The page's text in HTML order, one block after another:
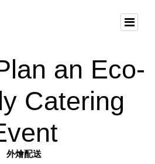
an Eco-
Catering
外燴配送